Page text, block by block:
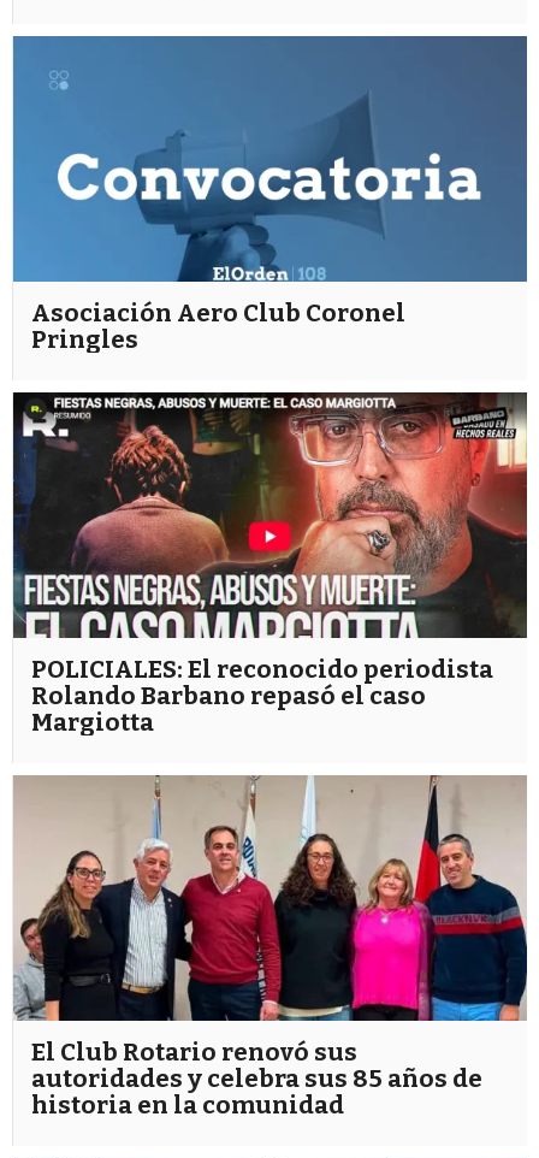
Asociación Aero Club Coronel
Pringles
POLICIALES: El reconocido periodista
Rolando Barbano repasó el caso
Margiotta
El Club Rotario renovó sus
autoridades y celebra sus 85 años de
historia en la comunidad